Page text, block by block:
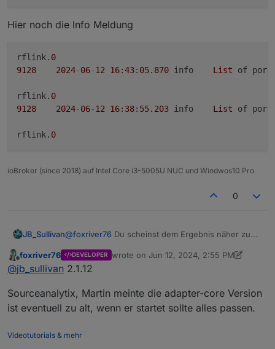
Hier noch die Info Meldung
rflink. 0
9128
2024-06-12 16:43: 05.870 List of
rflink. 0
9128
2024-06-12 16: 38: 55.203 List of
rflink. 0
ioBroker (since 2018) auf Intel Core i3-5005U NUC und Windwos10 Pro
0
JB_Sullivan@foxriver76
kann den Com Port auch auswählen und
speichern. Leider kommt dann die folgende
Offline
foxriver76 DEVELOPER wrote on Jun 12, 2024, 2:55 PM
last edited by foxriver76Jun 12, 2024,
@jb_sullivan 2.1.12
Sourceanalytix, Martin meinte die adapter-core Version
ist eventuell zu alt, wenn er startet sollte alles passen.
Videotutorials & mehr